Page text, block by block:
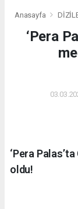
Anasayfa
‘Pera
‘Pera
oldu!